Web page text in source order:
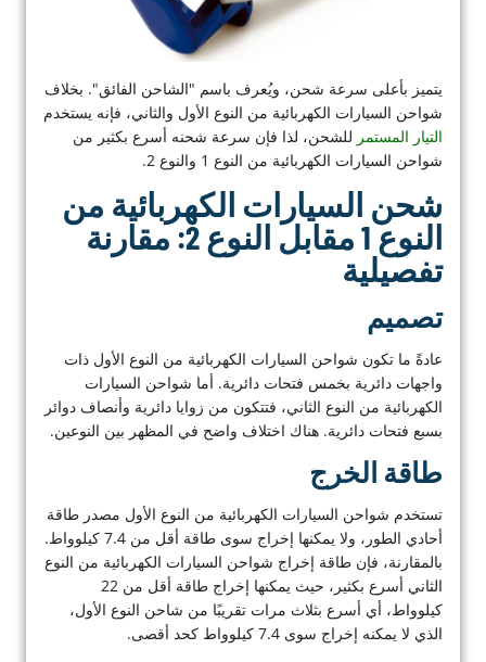
يتميز بأعلى سرعة شحن، ويُعرف باسم "الشاحن الفائق". بخلاف
شواحن السيارات الكهربائية من النوع الأول والثاني، فإنه يستخدم
التيار المستمر للشحن، لذا فإن سرعة شحنه أسرع بكثير من
شواحن السيارات الكهربائية من النوع 1 والنوع 2.
شحن السيارات الكهربائية من
النوع 1 مقابل النوع 2: مقارنة
تفصيلية
تصميم
عادةً ما تكون شواحن السيارات الكهربائية من النوع الأول ذات
واجهات دائرية بخمس فتحات دائرية. أما شواحن السيارات
الكهربائية من النوع الثاني، فتتكون من زوايا دائرية وأنصاف دوائر
بسبع فتحات دائرية. هناك اختلاف واضح في المظهر بين النوعين.
طاقة الخرج
تستخدم شواحن السيارات الكهربائية من النوع الأول مصدر طاقة
أحادي الطور، ولا يمكنها إخراج سوى طاقة أقل من 7.4 كيلوواط.
بالمقارنة، فإن طاقة إخراج شواحن السيارات الكهربائية من النوع
الثاني أسرع بكثير، حيث يمكنها إخراج طاقة أقل من 22
كيلوواط، أي أسرع بثلاث مرات تقريبًا من شاحن النوع الأول،
الذي لا يمكنه إخراج سوى 7.4 كيلوواط كحد أقصى.